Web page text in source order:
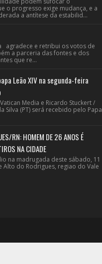
o progresso exige mudança, e a
a antítese da estabilid...
agradece e retribui os votos de
a parceria das fontes e dos
que re...
Leão XIV na segunda-feira
Media e Ricardo Stuckert /
Silva (PT) será recebido pelo Papa
RN: HOMEM DE 26 ANOS É
NA CIDADE
na madrugada deste sábado, 11
do Rodrigues, regiao do Vale